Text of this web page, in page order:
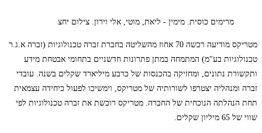
מרימים כוסית. מימין - ליאת, מוטי, אלי וירון. צילום יחצ
מטריקס מודיעה רכשה 70 אחוז מהשליטה בחברת זברה טכנולוגיות (זברה א.ג.ר
טכנולוגיות בע"מ) המתמחה במתן פתרונות חדשניים בתחומי אבטחת מידע
ותקשורת נתונים, ומחזיקה בהכנסות של כרבע מיליארד שקלים בשנה. עובדי
זברה ומנהליה יצטרפו לשורותיה של מטריקס, וימשיכו לפעול כיחידה עצמאית
תחת הנהלתה הנוכחית של החברה. מטריקס רוכשת את זברה טכנולוגיות לפי
שווי של 65 מיליון שקלים.